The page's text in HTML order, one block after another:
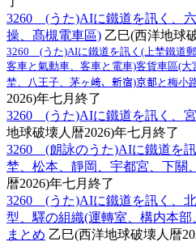
3260 (うた)AIに鐵道を訊く、
操、髙槻電車區) 乙巳(西洋地球
3260 (うた)AIに鐵道を訊く(上埜鐵道
客車と氣動車、客車と電車)客貨車區(
埜、八王子、茅ヶ﨑、新宿)京都と梅小
2026)年七月終了
3260 (うた)AIに鐵道を訊く、
地球破壊人暦2026)年七月終了
3260 (朗詠のうた)AIに鐵道を
埜、松本、靜岡、宇都宮、下關
暦2026)年七月終了
3260 (うた)AIに鐵道を訊く、
型、驛の組織(運轉室、構内本部
まとめ 乙巳(西洋地球破壊人暦